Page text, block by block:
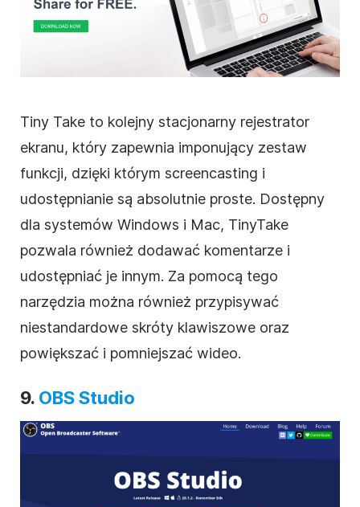
Tiny Take to kolejny stacjonarny rejestrator
ekranu, który zapewnia imponujący zestaw
funkcji, dzięki którym screencasting i
udostępnianie są absolutnie proste. Dostępny
dla systemów Windows i Mac, TinyTake
pozwala również dodawać komentarze i
udostępniać je innym. Za pomocą tego
narzędzia można również przypisywać
niestandardowe skróty klawiszowe oraz
powiększać i pomniejszać wideo.
9. OBS Studio